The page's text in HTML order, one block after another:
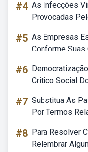
#4 As Infecções
Provocadas
#5 As Empresas
Conforme Suas
#6
Critico Social
#7 Substitua As
Por Termos
#8 Para Resolver
Relembrar